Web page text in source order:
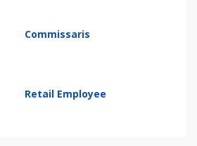
Commissaris
Retail Employee